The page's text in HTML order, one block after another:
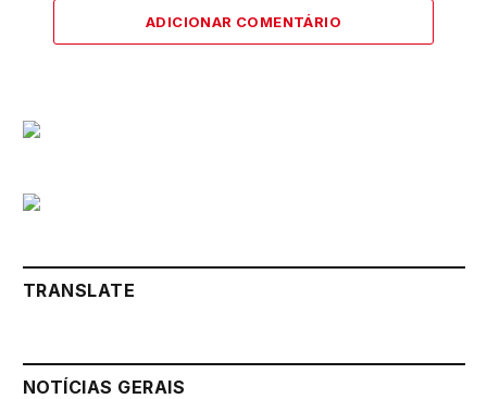
ADICIONAR COMENTÁRIO
TRANSLATE
NOTÍCIAS GERAIS